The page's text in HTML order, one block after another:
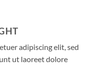
adipiscing elit, sed
ut laoreet dolore